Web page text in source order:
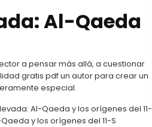
Al-Qaeda
a pensar más allá, a cuestionar
gratis pdf un autor para crear un
especial.
Al-Qaeda y los orígenes del 11-
y los orígenes del 11-S